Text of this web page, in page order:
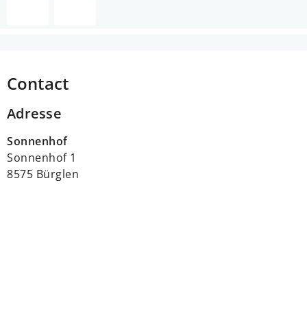
Contact
Adresse
Sonnenhof
Sonnenhof 1
8575 Bürglen